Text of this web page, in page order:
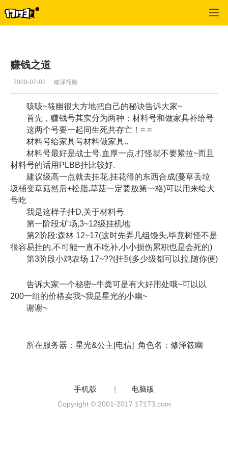
赚钱之道
2008-07-02 修泽筱幽
咳咳~筱幽很大方地把自己的秘诀告诉大家~
首先，赚钱号其实分为两种：材料号和做家具补给号
这两个号要一起同生死共存亡！= =
材料号给家具号材料做家具..
材料号最好是战士号,血厚一点.打怪就不要紧拉~而且
材料号的话用PLBB挂比较好.
建议级高一点就去挂花,挂花得的东西合成(蔓草丢垃
圾桶变草菇然后+松脂,草菇一定要放第一格)可以用来给大
号吃
我是这样子挂D,关于材料号
第一阶段:矿场,3~12级挂机地
第2阶段:森林 12~17(这时先弄几组馒头,毕竟树怪不是
很容易挂的,不可能一直不吃补,小小损伤累积也是会死的)
第3阶段小鸡农场 17~??(挂到多少级都可以拉,随你便)
告诉大家一个秘密~牛粪可是有大好用处哦~可以以
200一组的价格卖我~我是星光的小幽~
谢谢~
所在服务器：星光&公主[电信] 角色名：修泽筱幽
手机版 | 电脑版
Copyright © 2001-2017 17173.com